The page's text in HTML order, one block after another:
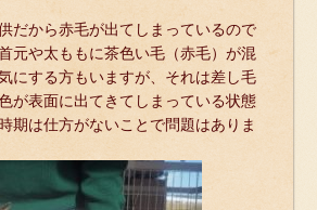
だから赤毛が出てしまっているので
元や太ももに茶色い毛（赤毛）が混
にする方もいますが、それは差し毛
が表面に出てきてしまっている状態
期は仕方がないことで問題はありま